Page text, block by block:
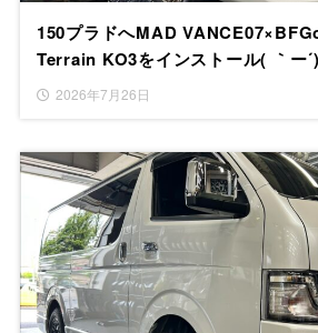
150プラドへMAD
Terrain KO3をインストール( ｀ー
2026年7月26日